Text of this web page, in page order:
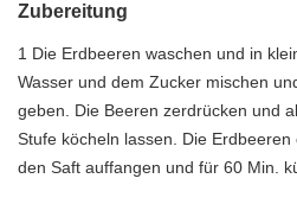
Zubereitung
1 Die Erdbeeren waschen und in
Wasser und dem Zucker mischen
geben. Die Beeren zerdrücken und
Stufe köcheln lassen. Die Erdbeeren
den Saft auffangen und für 60 Min.